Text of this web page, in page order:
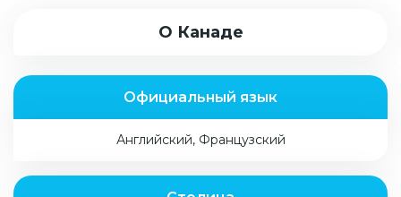
О Канаде
Официальный язык
Английский, Французский